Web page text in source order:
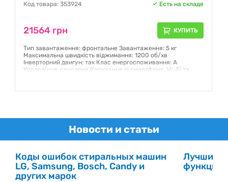
Код товара: 353924 Есть на складе
21564 грн КУПИТЬ
Тип завантаження: фронтальне Завантаження: 5 кг
Максимальна швидкість віджимання: 1200 об/хв
Інверторний двигун: так Клас енергоспоживання: A
Управління: сенсорне Керування зі смартфона: Wi-Fi та
білий
Новости и статьи
Коды ошибок стиральных машин
LG, Samsung, Bosch, Candy и
других марок
Лучшие